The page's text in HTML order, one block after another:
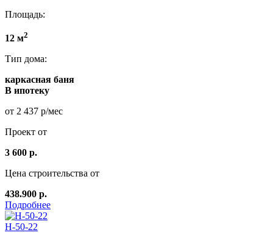
Площадь:
12 м2
Тип дома:
каркасная баня
В ипотеку
от 2 437 р/мес
Проект от
3 600 р.
Цена строительства от
438.900 р.
Подробнее
Н-50-22